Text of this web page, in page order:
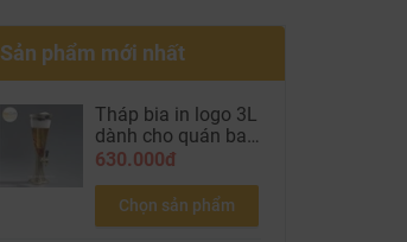
Sản phẩm mới nhất
Tháp bia in logo 3L
dành cho quán bar
nhà hàng bia màu
630.000đ
Chọn sản phẩm